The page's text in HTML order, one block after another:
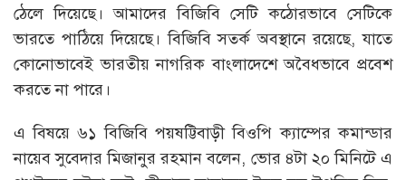
ঠেলে দিয়েছে। আমাদের বিজিবি সেটি কঠোরভাবে সেটিকে
ভারতে পাঠিয়ে দিয়েছে। বিজিবি সতর্ক অবস্থানে রয়েছে, যাতে
কোনোভাবেই ভারতীয় নাগরিক বাংলাদেশে অবৈধভাবে প্রবেশ
করতে না পারে।
এ বিষয়ে ৬১ বিজিবি পয়ষট্টিবাড়ী বিওপি ক্যাম্পের কমান্ডার
নায়েব সুবেদার মিজানুর রহমান বলেন, ভোর ৪টা ২০ মিনিটে এ